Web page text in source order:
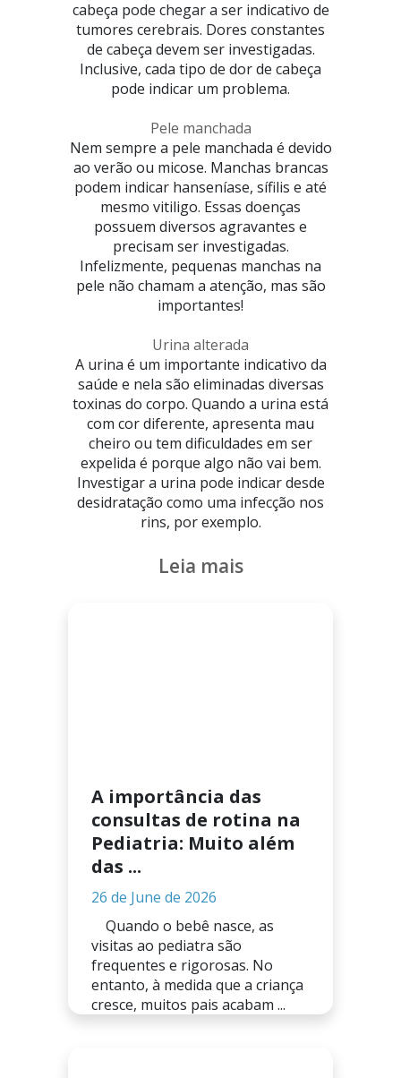
cabeça pode chegar a ser indicativo de
tumores cerebrais. Dores constantes
de cabeça devem ser investigadas.
Inclusive, cada tipo de dor de cabeça
pode indicar um problema.
Pele manchada
Nem sempre a pele manchada é devido
ao verão ou micose. Manchas brancas
podem indicar hanseníase, sífilis e até
mesmo vitiligo. Essas doenças
possuem diversos agravantes e
precisam ser investigadas.
Infelizmente, pequenas manchas na
pele não chamam a atenção, mas são
importantes!
Urina alterada
A urina é um importante indicativo da
saúde e nela são eliminadas diversas
toxinas do corpo. Quando a urina está
com cor diferente, apresenta mau
cheiro ou tem dificuldades em ser
expelida é porque algo não vai bem.
Investigar a urina pode indicar desde
desidratação como uma infecção nos
rins, por exemplo.
Leia mais
A importância das
consultas de rotina na
Pediatria: Muito além
das ...
26 de June de 2026
Quando o bebê nasce, as
visitas ao pediatra são
frequentes e rigorosas. No
entanto, à medida que a criança
cresce, muitos pais acabam ...